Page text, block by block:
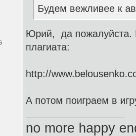
Будем вежливее к
Юрий, да пожалуйста.
плагиата:
http://
А потом поиграем в
no more happy